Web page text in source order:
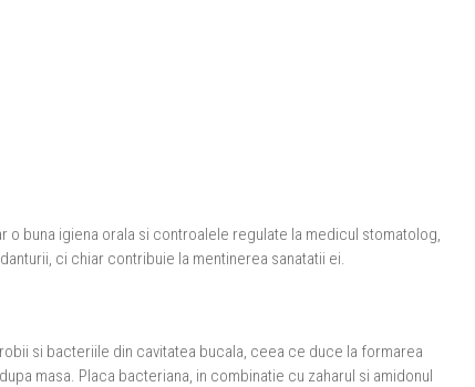
o buna igiena orala si controalele regulate la medicul stomatolog,
ci chiar contribuie la mentinerea sanatatii ei.
si bacteriile din cavitatea bucala, ceea ce duce la formarea
masa. Placa bacteriana, in combinatie cu zaharul si amidonul